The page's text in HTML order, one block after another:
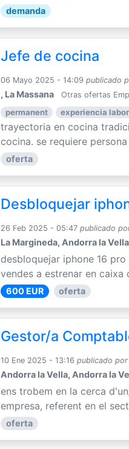
demanda
Jefe de cocina
06 Mayo 2025 - 14:09 publicado
, La Massana Otras ofertas
permanent experiencia
trayectoria en cocina
cocina. se requiere
oferta
Desbloquejar
26 Feb 2025 - 05:47 publicado
La Margineda, Andorra la Vella
desbloquejar iphone 16
vendes a estrenar en
600 EUR oferta
Gestor/a
10 Ene 2025 - 13:16 publicado por
Andorra la Vella, Andorra la
ens trobem en la cerca
empresa, referent en el
oferta